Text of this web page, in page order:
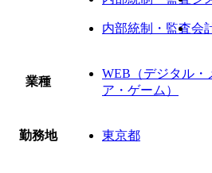
内部統制・監査会
業種
WEB（デジタル・
ア・ゲーム）
勤務地 東京都